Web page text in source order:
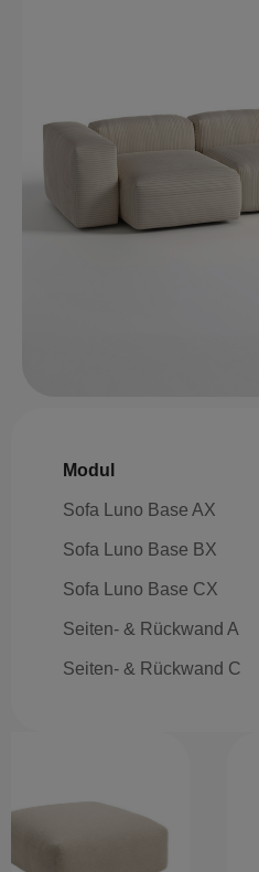
Modul
Sofa Luno Base AX
Sofa Luno Base BX
Sofa Luno Base CX
Seiten- & Rückwand A
Seiten- & Rückwand C